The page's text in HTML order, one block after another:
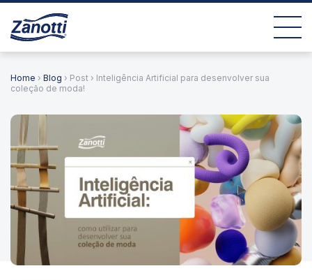
Home › Blog › Post › Inteligência Artificial para desenvolver sua
coleção de moda!